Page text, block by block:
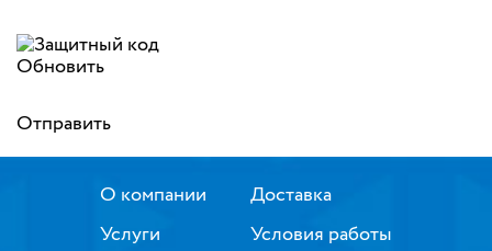
Обновить
Отправить
О компании
Услуги
Доставка
Условия работы